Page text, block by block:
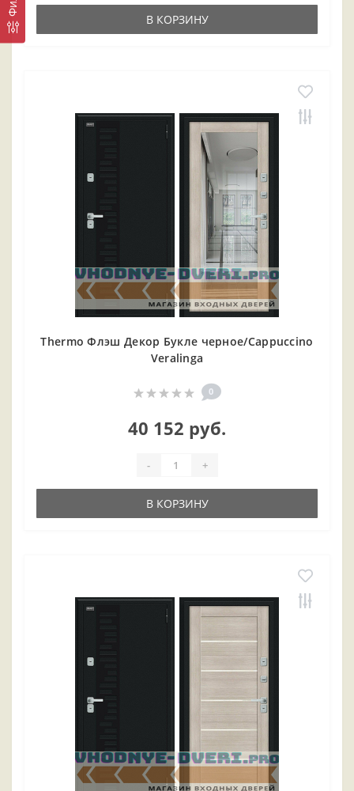
В КОРЗИНУ
Thermo Флэш Декор Букле черное/Cappuccino
Veralinga
0
40 152 руб.
- +
В КОРЗИНУ